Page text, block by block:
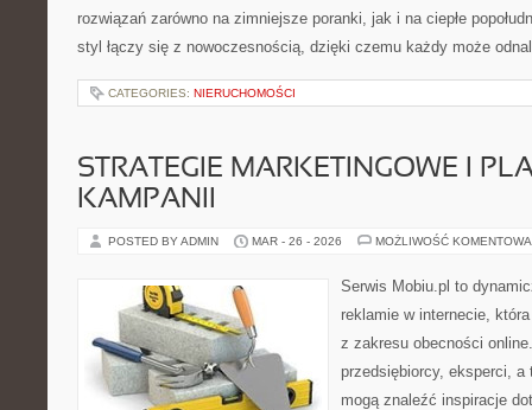
rozwiązań zarówno na zimniejsze poranki, jak i na ciepłe
styl łączy się z nowoczesnością, dzięki czemu każdy może
CATEGORIES: NIERUCHOMOŚCI
STRATEGIE MARKETINGOWE I
KAMPANII
POSTED BY ADMIN MAR - 26 - 2026 MOŻLIWOŚĆ
Serwis Mobiu.pl to
reklamie w internecie,
z zakresu obecności
przedsiębiorcy, eksperci,
mogą znaleźć inspiracje